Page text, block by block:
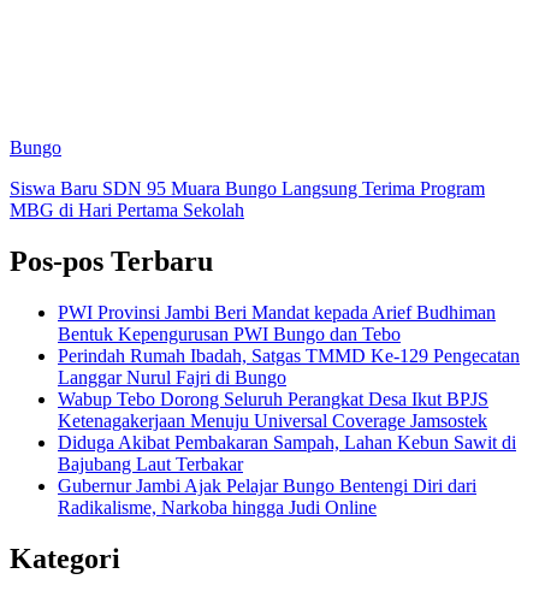
Bungo
Siswa Baru SDN 95 Muara Bungo Langsung Terima Program
MBG di Hari Pertama Sekolah
Pos-pos Terbaru
PWI Provinsi Jambi Beri Mandat kepada Arief Budhiman
Bentuk Kepengurusan PWI Bungo dan Tebo
Perindah Rumah Ibadah, Satgas TMMD Ke-129 Pengecatan
Langgar Nurul Fajri di Bungo
Wabup Tebo Dorong Seluruh Perangkat Desa Ikut BPJS
Ketenagakerjaan Menuju Universal Coverage Jamsostek
Diduga Akibat Pembakaran Sampah, Lahan Kebun Sawit di
Bajubang Laut Terbakar
Gubernur Jambi Ajak Pelajar Bungo Bentengi Diri dari
Radikalisme, Narkoba hingga Judi Online
Kategori